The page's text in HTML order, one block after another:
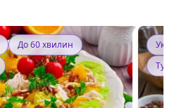
До 60 хвилин